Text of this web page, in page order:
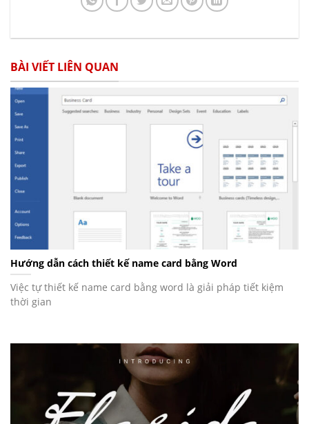
BÀI VIẾT LIÊN QUAN
Hướng dẫn cách thiết kế name card bằng Word
Việc tự thiết kế name card bằng word là giải pháp tiết kiệm
thời gian